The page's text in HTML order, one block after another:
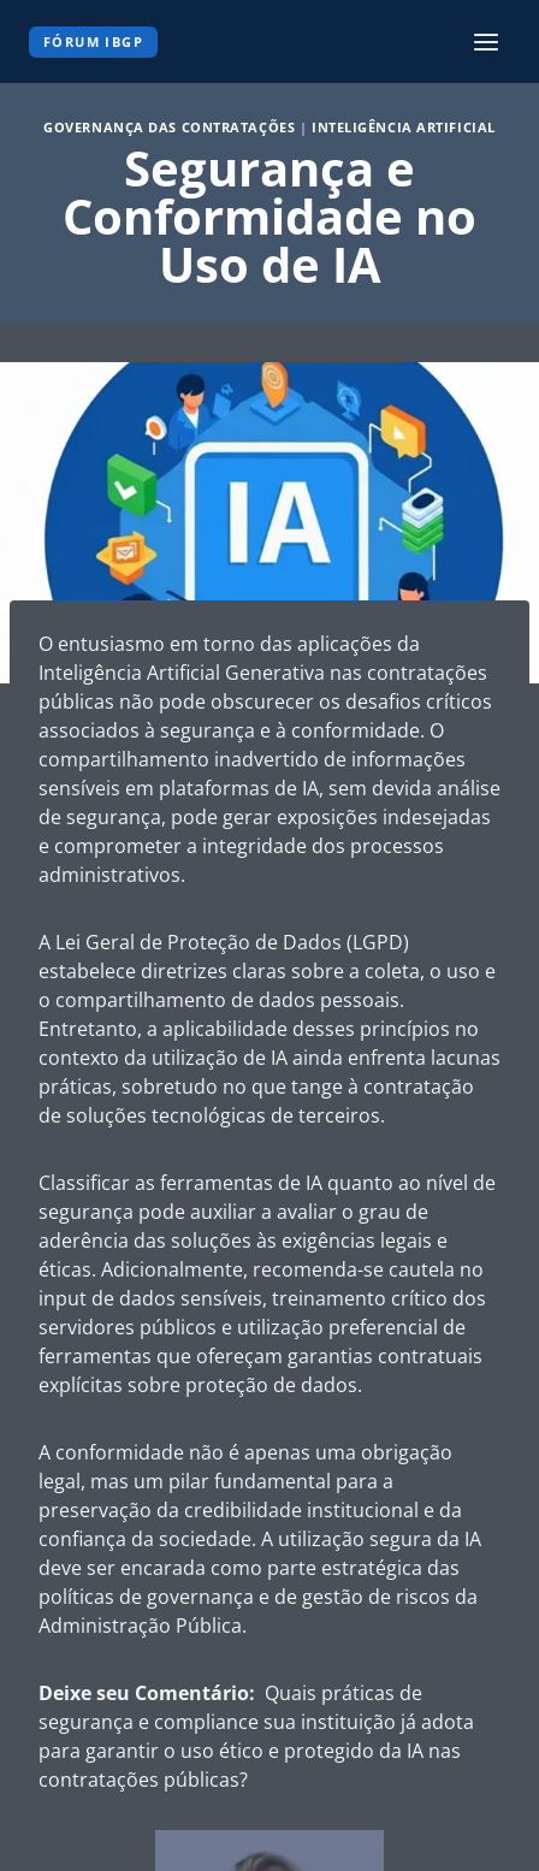
FÓRUM IBGP
GOVERNANÇA DAS CONTRATAÇÕES | INTELIGÊNCIA ARTIFICIAL
Segurança e
Conformidade no
Uso de IA
O entusiasmo em torno das aplicações da
Inteligência Artificial Generativa nas contratações
públicas não pode obscurecer os desafios críticos
associados à segurança e à conformidade. O
compartilhamento inadvertido de informações
sensíveis em plataformas de IA, sem devida análise
de segurança, pode gerar exposições indesejadas
e comprometer a integridade dos processos
administrativos.
A Lei Geral de Proteção de Dados (LGPD)
estabelece diretrizes claras sobre a coleta, o uso e
o compartilhamento de dados pessoais.
Entretanto, a aplicabilidade desses princípios no
contexto da utilização de IA ainda enfrenta lacunas
práticas, sobretudo no que tange à contratação
de soluções tecnológicas de terceiros.
Classificar as ferramentas de IA quanto ao nível de
segurança pode auxiliar a avaliar o grau de
aderência das soluções às exigências legais e
éticas. Adicionalmente, recomenda-se cautela no
input de dados sensíveis, treinamento crítico dos
servidores públicos e utilização preferencial de
ferramentas que ofereçam garantias contratuais
explícitas sobre proteção de dados.
A conformidade não é apenas uma obrigação
legal, mas um pilar fundamental para a
preservação da credibilidade institucional e da
confiança da sociedade. A utilização segura da IA
deve ser encarada como parte estratégica das
políticas de governança e de gestão de riscos da
Administração Pública.
Deixe seu Comentário: Quais práticas de
segurança e compliance sua instituição já adota
para garantir o uso ético e protegido da IA nas
contratações públicas?